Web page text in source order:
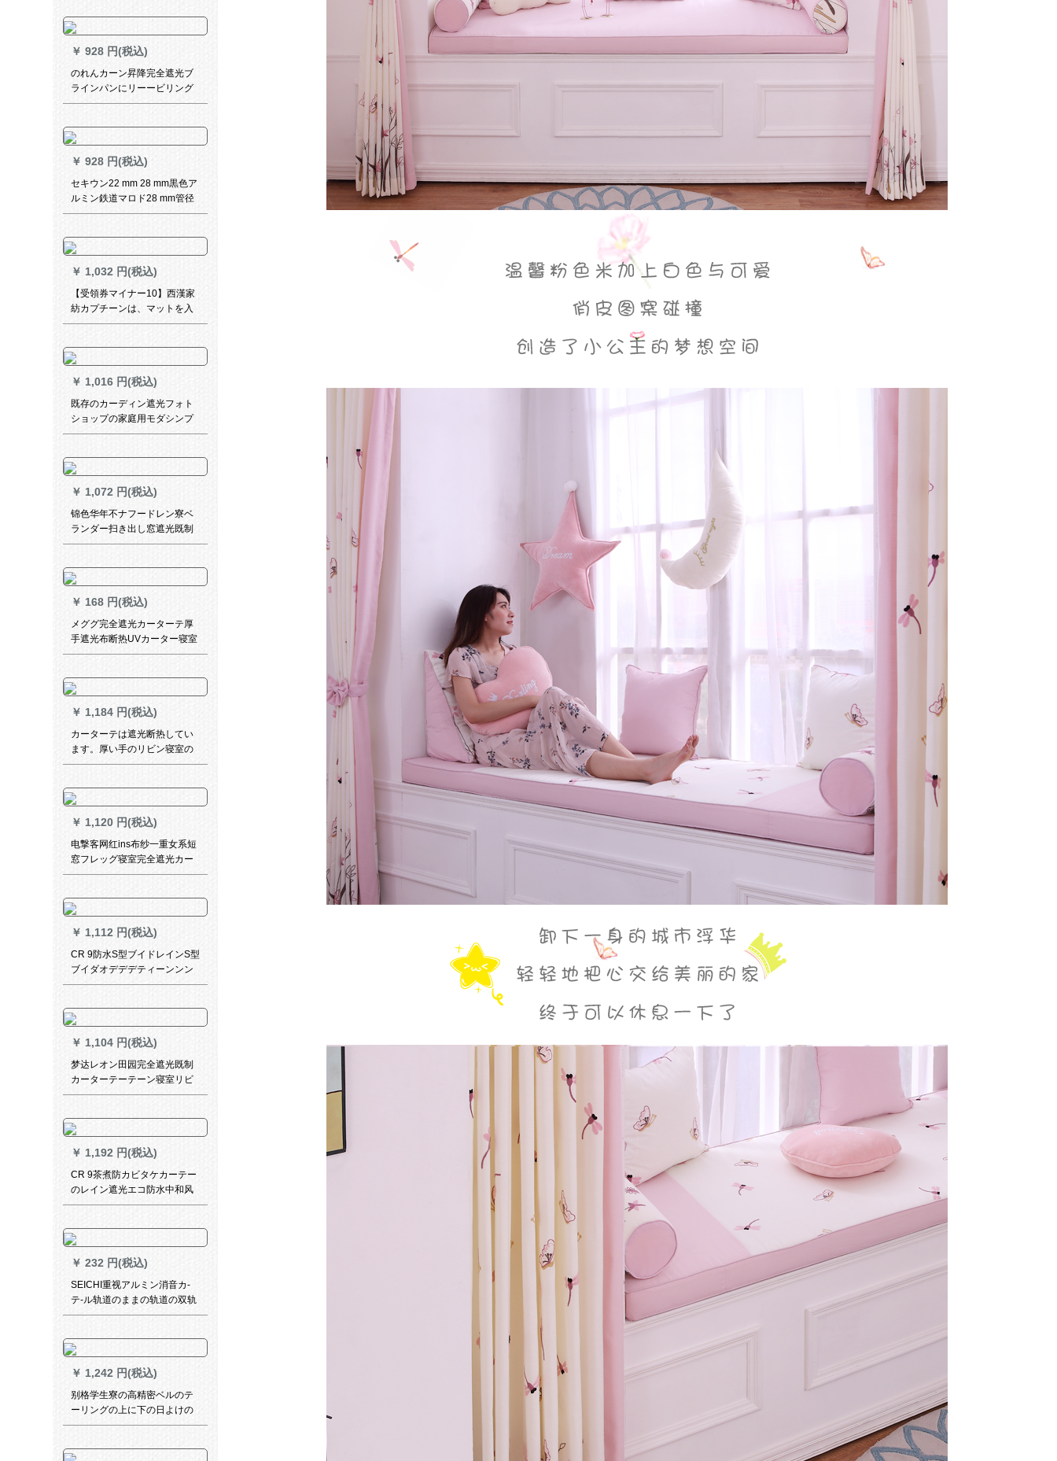
グリングリングリングリング
リングリングリングリングリ
ングリングリングティップイ
ンインインインインベルン扫
きの窓窓から垂直断热ブイオ
￥ 928 円(税込)
のれんカーン昇降完全遮光ブ
ラインパンにリーービリング
寝室を装着しないでくださ
ラカーテンf 050-7
￥ 928 円(税込)
セキウン22 mm 28 mm黒色ア
ルミン鉄道マロド28 mm管径
黒ダブルード
￥ 1,032 円(税込)
【受領券マイナー10】西漢家
紡カプチーンは、マットを入
れています。遮光布の寝室の
カードドの二重帯纱彫りの星
柄の軽赘沢灰の幅1.8メトル*
高2メトル
￥ 1,016 円(税込)
既存のカーディン遮光フォト
ショップの家庭用モダシンプ
レル小ショウプロプロプロプ
寝室ベルダ半遮光布の豊草玉
樹幅3.5高2.0打孔
￥ 1,072 円(税込)
锦色华年不ナフードレン寮ベ
ランダー扫き出し窓遮光既制
カーターテーンセンサーセン
ーセンサーセンサーセンサー
センサーセンサーセンサーセ
ンサーセンサーセンサーセン
サーセンサー1.5 m高さ2.6 m
￥ 168 円(税込)
メググ完全遮光カーターテ厚
手遮光布断热UVカーター寝室
カーターテシルバーグレー1平
ーテン
￥ 1,184 円(税込)
カーターテは遮光断热してい
ます。厚い手のリビン寝室の
窓カードテは厚い手-コーヒ
￥ 1,120 円(税込)
电撃客网红ins布纱一重女系短
窓フレッグ寝室完全遮光カー
リングベル
￥ 1,112 円(税込)
CR 9防水S型ブイドレインS型
ブイダオデデデティーンンン
ンンブライドタイプPVCブラ
ドドドドストロク圧花S型白色
H-B 0801
￥ 1,104 円(税込)
梦达レオン田园完全遮光既制
カーターテーテーン寝室リビ
ンベランダ断热UVカーター厚
￥ 1,192 円(税込)
CR 9茶煮防カビタケカーテー
のレイン遮光エコ防水中和风
茶楼书房室外オレンジ-A SL-
￥ 232 円(税込)
SEICHI重视アルミン消音カ-
テ-ル轨道のままの轨道の双轨
道の静音レ-ルの単棒の扉に来
ルのトレーをしています。
￥ 1,242 円(税込)
别格学生寮の高精密ベルのテ
ーリングの上に下の日よけの
布団を敷いて、男女生の黒高
+顶